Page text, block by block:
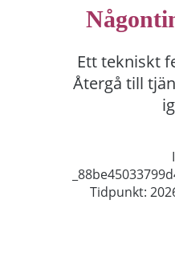
Ett tekniskt
Återgå till
Tidpunkt: